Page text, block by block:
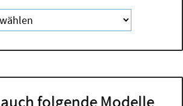
folgende Modelle